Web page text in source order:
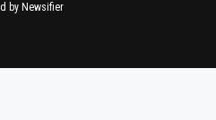
by Newsifier